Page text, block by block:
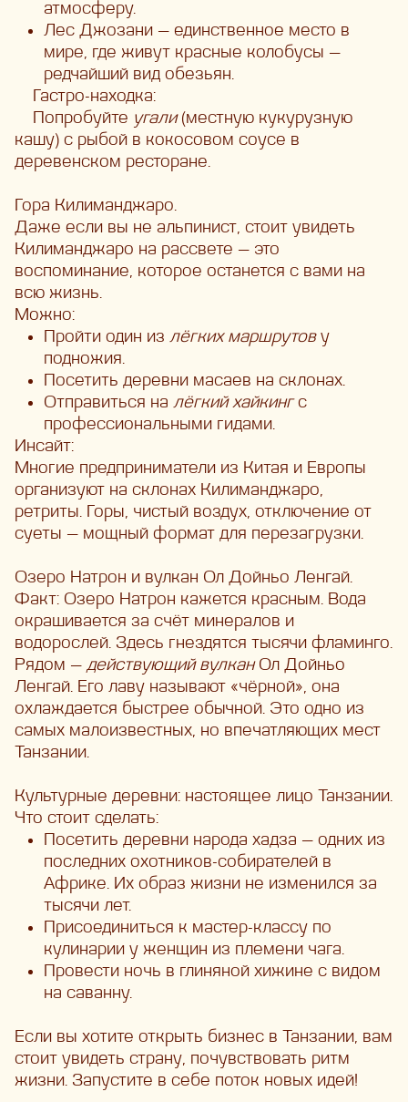
атмосферу.
Лес Джозани — единственное место в
мире, где живут красные колобусы —
редчайший вид обезьян.
Гастро-находка:
Попробуйте угали(местную кукурузную
кашу) с рыбой в кокосовом соусе в
деревенском ресторане.
Гора Килиманджаро.
Даже если вы не альпинист, стоит увидеть
Килиманджаро на рассвете — это
воспоминание, которое останется с вами на
всю жизнь.
Можно:
Пройти один из лёгких маршрутову
подножия.
Посетить деревни масаев на склонах.
Отправиться на лёгкий хайкингс
профессиональными гидами.
Инсайт:
Многие предприниматели из Китая и Европы
организуют на склонах Килиманджаро,
ретриты. Горы, чистый воздух, отключение от
суеты — мощный формат для перезагрузки.
Озеро Натрон и вулкан Ол Дойньо Ленгай.
Факт: Озеро Натрон кажется красным. Вода
окрашивается за счёт минералов и
водорослей. Здесь гнездятся тысячи фламинго.
Рядом — действующий вулканОл Дойньо
Ленгай. Его лаву называют «чёрной», она
охлаждается быстрее обычной. Это одно из
самых малоизвестных, но впечатляющих мест
Танзании.
Культурные деревни: настоящее лицо Танзании.
Что стоит сделать:
Посетить деревни народа хадза — одних из
последних охотников-собирателей в
Африке. Их образ жизни не изменился за
тысячи лет.
Присоединиться к мастер-классу по
кулинарии у женщин из племени чага.
Провести ночь в глиняной хижине с видом
на саванну.
Если вы хотите открыть бизнес в Танзании, вам
стоит увидеть страну, почувствовать ритм
жизни. Запустите в себе поток новых идей!